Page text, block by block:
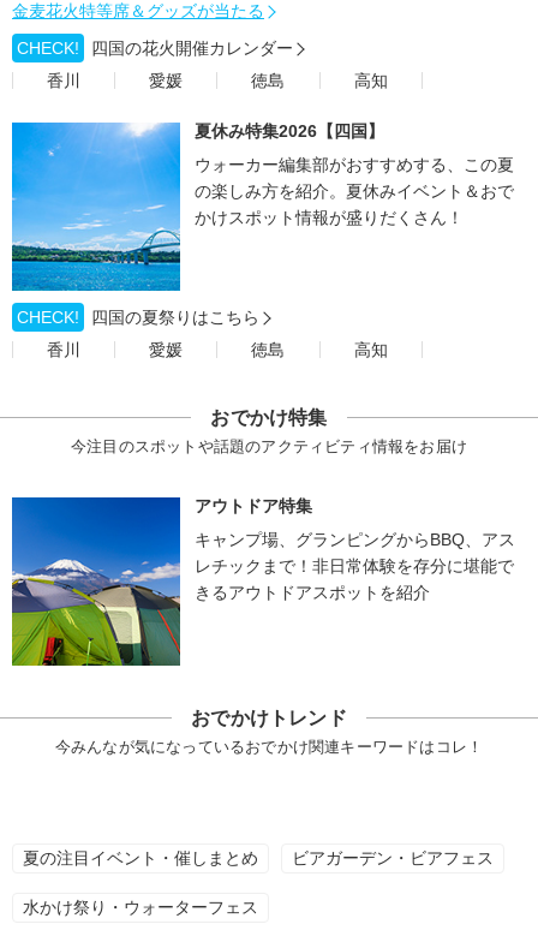
金麦花火特等席＆グッズが当たる
CHECK!
四国の花火開催カレンダー
香川
愛媛 徳島 高知
夏休み特集2026【四国】
ウォーカー編集部がおすすめする、この夏
の楽しみ方を紹介。夏休みイベント＆おで
かけスポット情報が盛りだくさん！
CHECK!
四国の夏祭りはこちら
香川
愛媛 徳島 高知
おでかけ特集
今注目のスポットや話題のアクティビティ情報をお届け
アウトドア特集
キャンプ場、グランピングからBBQ、アス
レチックまで！非日常体験を存分に堪能で
きるアウトドアスポットを紹介
おでかけトレンド
今みんなが気になっているおでかけ関連キーワードはコレ！
夏の注目イベント・催しまとめ ビアガーデン・ビアフェス
水かけ祭り・ウォーターフェス